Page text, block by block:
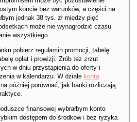
koncie bez warunków, a części na
jednak 38 tys. zł między pięć
może nie wynagrodzić czasu
wszystkiego.
pobierz regulamin promocji, tabelę
opłat i prowizji. Zrób też zrzut
w dniu przystąpienia do oferty i
w kalendarzu. W dziale konta
później porównać, jak banki rozliczają
finansowej wybrałbym konto
dostępem do środków i bez ryzyka